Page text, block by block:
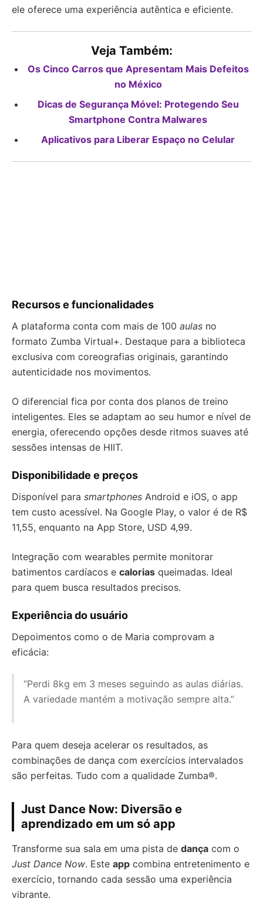
ele oferece uma experiência autêntica e eficiente.
Veja Também:
Os Cinco Carros que Apresentam Mais Defeitos
no México
Dicas de Segurança Móvel: Protegendo Seu
Smartphone Contra Malwares
Aplicativos para Liberar Espaço no Celular
Recursos e funcionalidades
A plataforma conta com mais de 100 aulas no
formato Zumba Virtual+. Destaque para a biblioteca
exclusiva com coreografias originais, garantindo
autenticidade nos movimentos.
O diferencial fica por conta dos planos de treino
inteligentes. Eles se adaptam ao seu humor e nível de
energia, oferecendo opções desde ritmos suaves até
sessões intensas de HIIT.
Disponibilidade e preços
Disponível para smartphones Android e iOS, o app
tem custo acessível. Na Google Play, o valor é de R$
11,55, enquanto na App Store, USD 4,99.
Integração com wearables permite monitorar
batimentos cardíacos e calorias queimadas. Ideal
para quem busca resultados precisos.
Experiência do usuário
Depoimentos como o de Maria comprovam a
eficácia:
“Perdi 8kg em 3 meses seguindo as aulas diárias.
A variedade mantém a motivação sempre alta.”
Para quem deseja acelerar os resultados, as
combinações de dança com exercícios intervalados
são perfeitas. Tudo com a qualidade Zumba®.
Just Dance Now: Diversão e
aprendizado em um só app
Transforme sua sala em uma pista de dança com o
Just Dance Now. Este app combina entretenimento e
exercício, tornando cada sessão uma experiência
vibrante.